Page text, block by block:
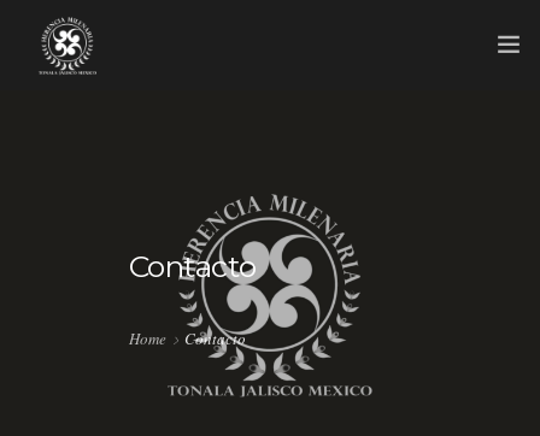
Contacto
Home Contacto